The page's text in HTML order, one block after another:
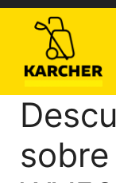
Saltar
contenido